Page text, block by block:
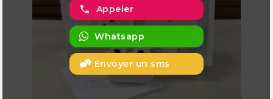
phone Appeler
Whatsapp
Envoyer un sms